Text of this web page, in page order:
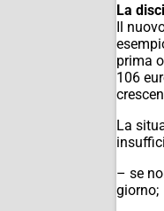
La
Il
prima
106
La
– se
giorno;